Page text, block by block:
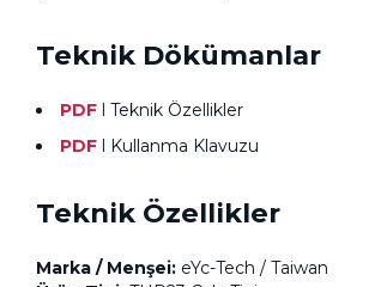
Teknik Dökümanlar
PDF l Teknik Özellikler
PDF l Kullanma Klavuzu
Teknik Özellikler
Marka / Menşei: eYc-Tech / Taiwan